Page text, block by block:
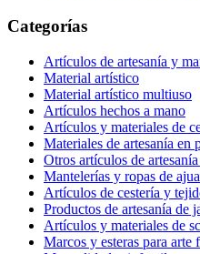
Categorías
Artículos de artesanía y
Material artístico
Material artístico multiuso
Artículos hechos a mano
Artículos y materiales de
Materiales de artesanía en
Otros artículos de
Mantelerías y ropas de
Artículos de cestería y
Productos de artesanía de
Artículos y materiales de
Marcos y esteras para arte